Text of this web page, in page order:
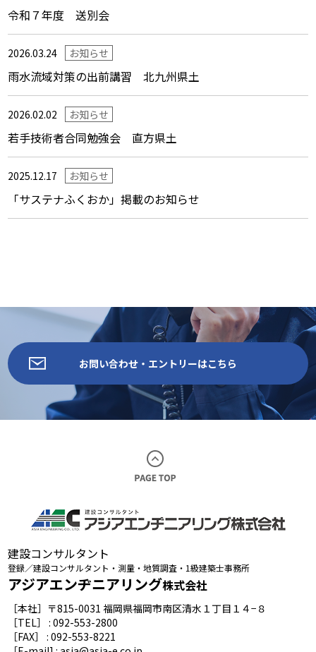
令和７年度 送別会
2026.03.24 お知らせ
雨水流域対策の出前講習 北九州県土
2026.02.02 お知らせ
若手技術者合同勉強会 直方県土
2025.12.17 お知らせ
「サステナふくおか」掲載のお知らせ
お問い合わせ・エントリーはこちら
建設コンサルタント
登録／建設コンサルタント・測量・地質調査・1級建築士事務所
アジアエンヂニアリング株式会社
［本社］〒815-0031 福岡県福岡市南区清水１丁目１４−８
［TEL］ : 092-553-2800
［FAX］ : 092-553-8221